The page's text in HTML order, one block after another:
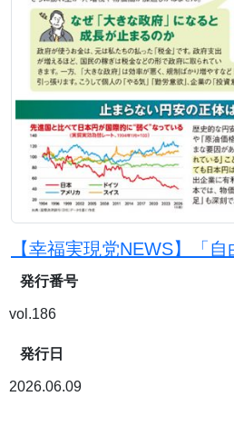
発行番号
vol.186
発行日
2026.06.09